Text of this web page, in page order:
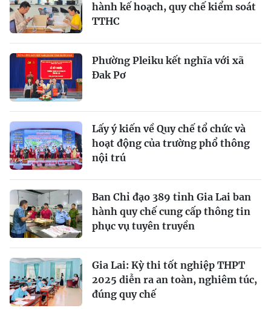
hành kế hoạch, quy chế kiểm soát
TTHC
Phường Pleiku kết nghĩa với xã
Đak Pơ
Lấy ý kiến về Quy chế tổ chức và
hoạt động của trường phổ thông
nội trú
Ban Chỉ đạo 389 tỉnh Gia Lai ban
hành quy chế cung cấp thông tin
phục vụ tuyên truyền
Gia Lai: Kỳ thi tốt nghiệp THPT
2025 diễn ra an toàn, nghiêm túc,
đúng quy chế